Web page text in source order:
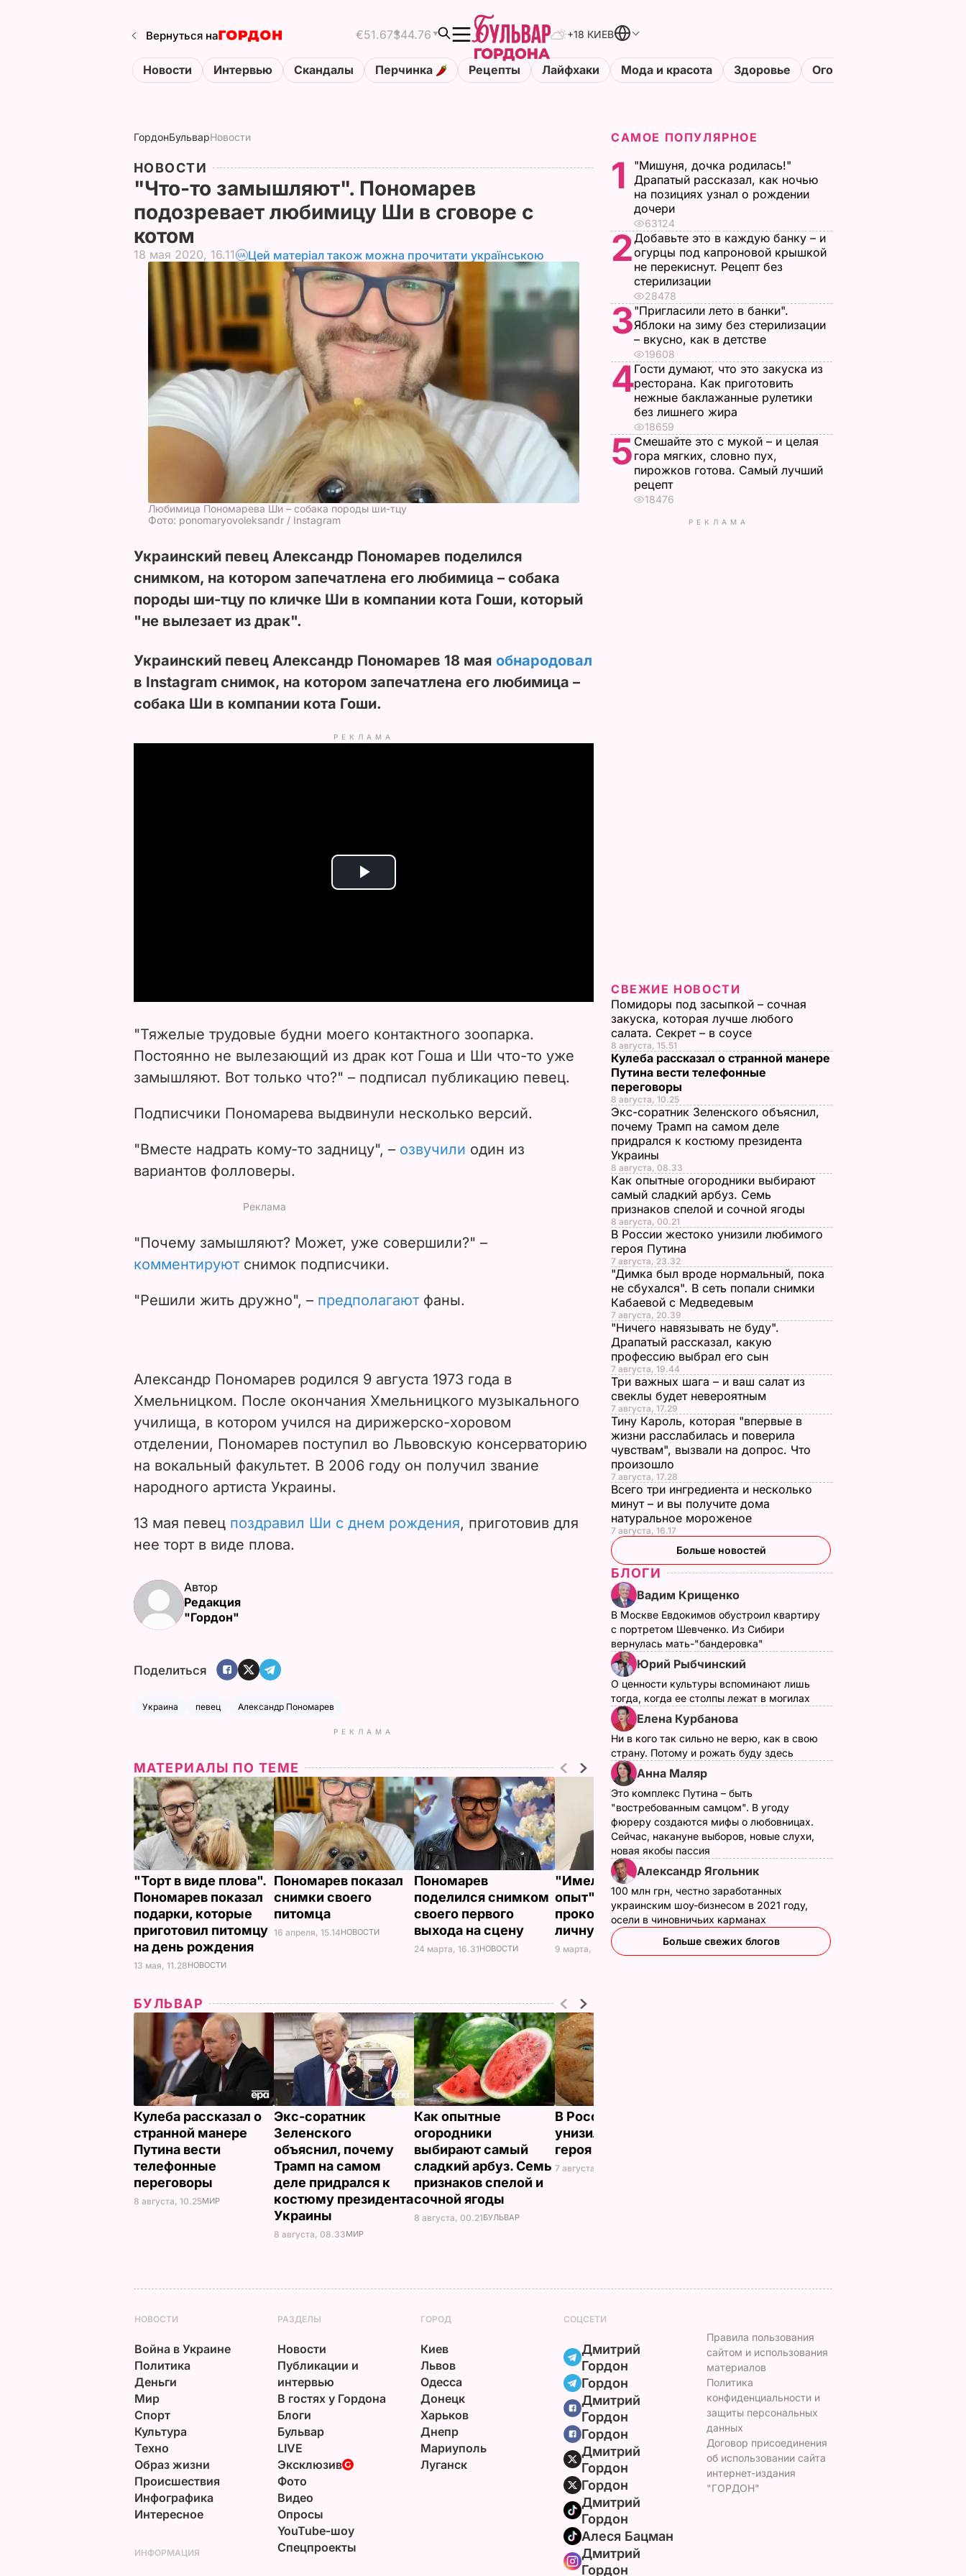
Вернуться на €51.67$44.76 +18 КИЕВ
Новости Интервью Скандалы Перчинка Рецепты Лайфхаки Мода и красота Здоровье Огороды
ГордонБульварНовости
НОВОСТИ
"Что-то замышляют". Пономарев
подозревает любимицу Ши в сговоре с
котом
18 мая 2020, 16.11 Цей матеріал також можна прочитати українською
Любимица Пономарева Ши – собака породы ши-тцу
Фото: ponomaryovoleksandr / Instagram
Украинский певец Александр Пономарев поделился
снимком, на котором запечатлена его любимица – собака
породы ши-тцу по кличке Ши в компании кота Гоши, который
"не вылезает из драк".
Украинский певец Александр Пономарев 18 мая обнародовал
в Instagram снимок, на котором запечатлена его любимица –
собака Ши в компании кота Гоши.
РЕКЛАМА
P
i
d
e
o
"Тяжелые трудовые будни моего контактного зоопарка.
Постоянно не вылезающий из драк кот Гоша и Ши что-то уже
замышляют. Вот только что?" – подписал публикацию певец.
Подписчики Пономарева выдвинули несколько версий.
"Вместе надрать кому-то задницу", – озвучили один из
вариантов фолловеры.
"Почему замышляют? Может, уже совершили?" –
комментируютснимок подписчики.
"Решили жить дружно", – предполагаютфаны.
Александр Пономарев родился 9 августа 1973 года в
Хмельницком. После окончания Хмельницкого музыкального
училища, в котором учился на дирижерско-хоровом
отделении, Пономарев поступил во Львовскую консерваторию
на вокальный факультет. В 2006 году он получил звание
народного артиста Украины.
13 мая певец поздравил Ши с днем рождения, приготовив для
нее торт в виде плова.
Автор
Редакция
"Гордон"
Поделиться
Украина певец Александр Пономарев
РЕКЛАМА
МАТЕРИАЛЫ ПО ТЕМЕ
"Торт в виде плова".
Пономарев показал
подарки, которые
приготовил питомцу
на день рождения
13 мая, 11.28НОВОСТИ
Пономарев показал
снимки своего
питомца
16 апреля, 15.14НОВОСТИ
Пономарев
поделился снимком
своего первого
выхода на сцену
24 марта, 16.31НОВОСТИ
"Имел негативный
опыт". Пономарев
прокомментировал
личную жизнь
9 марта, 13.02
БУЛЬВАР
Кулеба рассказал о
странной манере
Путина вести
телефонные
переговоры
8 августа, 10.25МИР
Экс-соратник
Зеленского
объяснил, почему
Трамп на самом
деле придрался к
костюму президента
Украины
8 августа, 08.33МИР
Как опытные
огородники
выбирают самый
сладкий арбуз. Семь
признаков спелой и
сочной ягоды
8 августа, 00.21БУЛЬВАР
В России жестоко
унизили любимого
героя Путина
7 августа, 23.32
САМОЕ ПОПУЛЯРНОЕ
1
"Мишуня, дочка родилась!"
Драпатый рассказал, как ночью
на позициях узнал о рождении
дочери
63124
2Добавьте это в каждую банку – и
огурцы под капроновой крышкой
не перекиснут. Рецепт без
стерилизации
28478
3"Пригласили лето в банки".
Яблоки на зиму без стерилизации
– вкусно, как в детстве
19608
4Гости думают, что это закуска из
ресторана. Как приготовить
нежные баклажанные рулетики
без лишнего жира
18659
5 Смешайте это с мукой – и целая
гора мягких, словно пух,
пирожков готова. Самый лучший
рецепт
18476
РЕКЛАМА
СВЕЖИЕ НОВОСТИ
Помидоры под засыпкой – сочная
закуска, которая лучше любого
салата. Секрет – в соусе
8 августа, 15.51
Кулеба рассказал о странной манере
Путина вести телефонные
переговоры
8 августа, 10.25
Экс-соратник Зеленского объяснил,
почему Трамп на самом деле
придрался к костюму президента
Украины
8 августа, 08.33
Как опытные огородники выбирают
самый сладкий арбуз. Семь
признаков спелой и сочной ягоды
8 августа, 00.21
В России жестоко унизили любимого
героя Путина
7 августа, 23.32
"Димка был вроде нормальный, пока
не сбухался". В сеть попали снимки
Кабаевой с Медведевым
7 августа, 20.39
"Ничего навязывать не буду".
Драпатый рассказал, какую
профессию выбрал его сын
7 августа, 19.44
Три важных шага – и ваш салат из
свеклы будет невероятным
7 августа, 17.29
Тину Кароль, которая "впервые в
жизни расслабилась и поверила
чувствам", вызвали на допрос. Что
произошло
7 августа, 17.28
Всего три ингредиента и несколько
минут – и вы получите дома
натуральное мороженое
7 августа, 16.17
Больше новостей
БЛОГИ
Вадим Крищенко
В Москве Евдокимов обустроил квартиру
с портретом Шевченко. Из Сибири
вернулась мать-"бандеровка"
Юрий Рыбчинский
О ценности культуры вспоминают лишь
тогда, когда ее столпы лежат в могилах
Елена Курбанова
Ни в кого так сильно не верю, как в свою
страну. Потому и рожать буду здесь
Анна Маляр
Это комплекс Путина – быть
"востребованным самцом". В угоду
фюреру создаются мифы о любовницах.
Сейчас, накануне выборов, новые слухи,
новая якобы пассия
Александр Ягольник
100 млн грн, честно заработанных
украинским шоу-бизнесом в 2021 году,
осели в чиновничьих карманах
Больше свежих блогов
НОВОСТИ
Война в Украине
Политика
Деньги
Мир
Спорт
Культура
Техно
Образ жизни
Происшествия
Инфографика
Интересное
РАЗДЕЛЫ
Новости
Публикации и
интервью
В гостях у Гордона
Блоги
Бульвар
LIVE
Эксклюзив
Фото
Видео
Опросы
YouTube-шоу
Спецпроекты
ГОРОД
Киев
Львов
Одесса
Донецк
Харьков
Днепр
Мариуполь
Луганск
СОЦСЕТИ
Дмитрий
Гордон
Гордон
Дмитрий
Гордон
Гордон
Дмитрий
Гордон
Гордон
Дмитрий
Гордон
Алеся Бацман
Дмитрий
Гордон
ИНФОРМАЦИЯ
Правила пользования
сайтом и использования
материалов
Политика
конфиденциальности и
защиты персональных
данных
Договор присоединения
об использовании сайта
интернет-издания
"ГОРДОН"